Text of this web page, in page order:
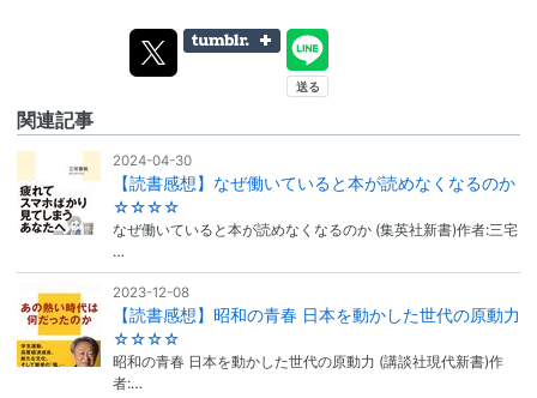
関連記事
2024-04-30
【読書感想】なぜ働いていると本が読めなくなるのか
☆☆☆☆
なぜ働いていると本が読めなくなるのか (集英社新書)作者:三宅
…
2023-12-08
【読書感想】昭和の青春 日本を動かした世代の原動力
☆☆☆☆
昭和の青春 日本を動かした世代の原動力 (講談社現代新書)作
者:…